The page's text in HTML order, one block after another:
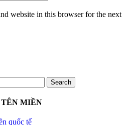
website in this browser for the next
MIỀN